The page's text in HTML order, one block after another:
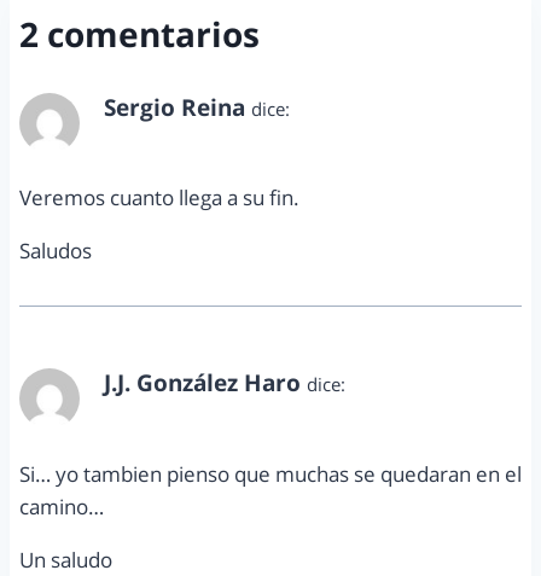
2 comentarios
Sergio Reina dice:
Veremos cuanto llega a su fin.
Saludos
J.J. González Haro dice:
Si… yo tambien pienso que muchas se quedaran en el
camino…
Un saludo